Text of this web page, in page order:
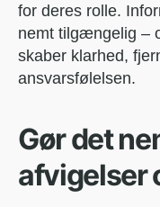
for deres rolle.
nemt tilgængelig –
skaber klarhed,
ansvarsfølelsen.
Gør det
afvigelser